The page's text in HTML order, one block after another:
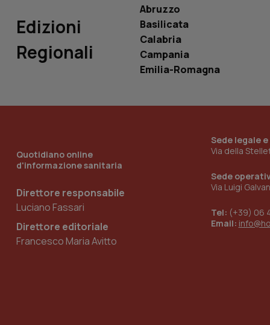
Edizioni
Regionali
Abruzzo
Basilicata
Calabria
Campania
Emilia-Romagna
Quotidiano online
d'informazione sanitaria
Direttore responsabile
Luciano Fassari
Direttore editoriale
Francesco Maria Avitto
Sede legale
Via della
Sede
Via Luigi
Tel: (+39) 06
Email:
__Secure-YNID
__Secure-
tracking-sites-